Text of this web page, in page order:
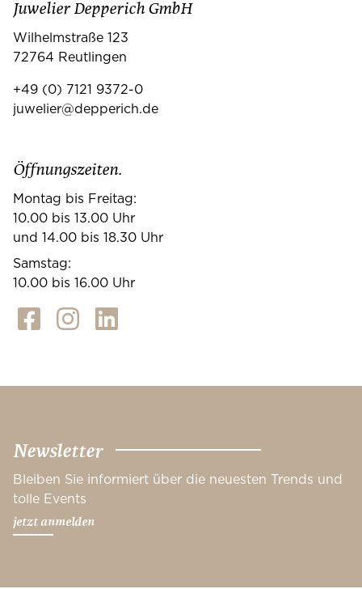
Juwelier Depperich GmbH
Wilhelmstraße 123
72764 Reutlingen
+49 (0) 7121 9372-0
juwelier@depperich.de
Öffnungszeiten.
Montag bis Freitag:
10.00 bis 13.00 Uhr
und 14.00 bis 18.30 Uhr
Samstag:
10.00 bis 16.00 Uhr
Newsletter
Bleiben Sie informiert über die neuesten Trends und
tolle Events
jetzt anmelden